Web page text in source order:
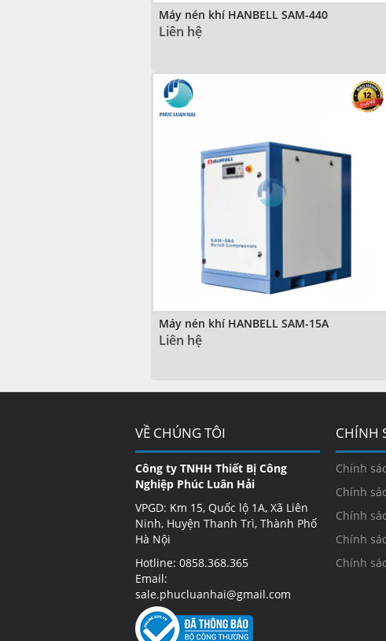
Máy nén khí HANBELL SAM-440
Liên hệ
Máy nén khí HANBELL SAM-15A
Liên hệ
VỀ CHÚNG TÔI
Công ty TNHH Thiết Bị Công
Nghiệp Phúc Luân Hải
VPGD: Km 15, Quốc lộ 1A, Xã Liên
Ninh, Huyện Thanh Trì, Thành Phố
Hà Nội
Hotline: 0858.368.365
Email:
sale.phucluanhai@gmail.com
CHÍNH
Chính
Chính
Chính
Chính
Chính